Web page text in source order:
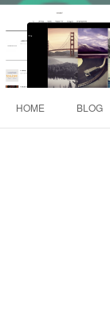
HOME BLOG